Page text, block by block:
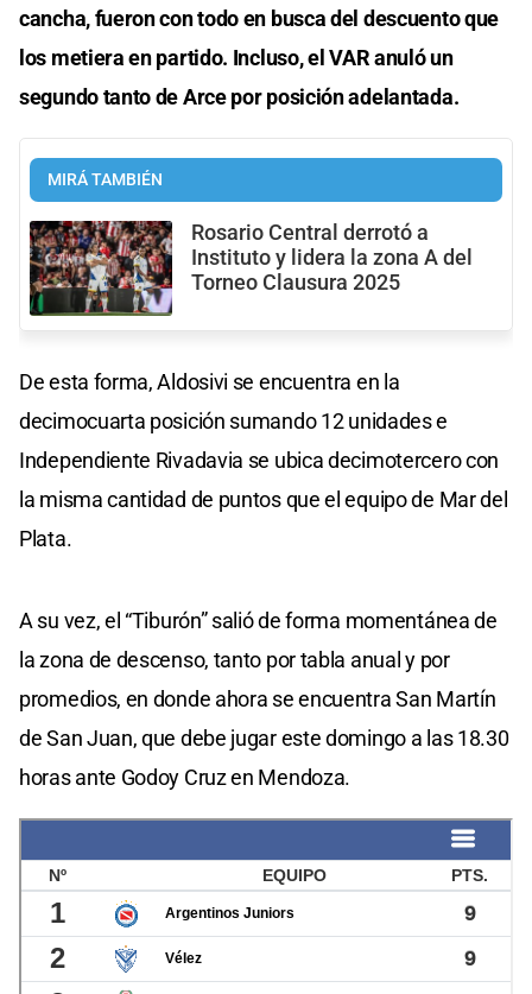
cancha, fueron con todo en busca del descuento que
los metiera en partido. Incluso, el VAR anuló un
segundo tanto de Arce por posición adelantada.
MIRÁ TAMBIÉN
Rosario Central derrotó a
Instituto y lidera la zona A del
Torneo Clausura 2025
De esta forma, Aldosivi se encuentra en la
decimocuarta posición sumando 12 unidades e
Independiente Rivadavia se ubica decimotercero con
la misma cantidad de puntos que el equipo de Mar del
Plata.
A su vez, el “Tiburón” salió de forma momentánea de
la zona de descenso, tanto por tabla anual y por
promedios, en donde ahora se encuentra San Martín
de San Juan, que debe jugar este domingo a las 18.30
horas ante Godoy Cruz en Mendoza.